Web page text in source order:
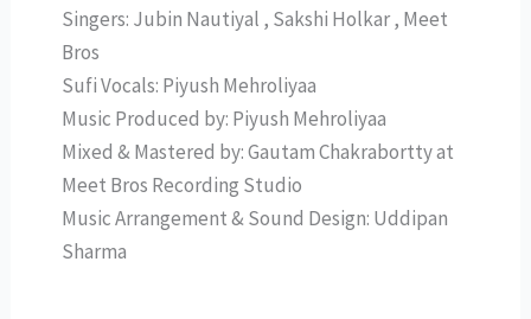
Singers: Jubin Nautiyal , Sakshi Holkar , Meet
Bros
Sufi Vocals: Piyush Mehroliyaa
Music Produced by: Piyush Mehroliyaa
Mixed & Mastered by: Gautam Chakrabortty at
Meet Bros Recording Studio
Music Arrangement & Sound Design: Uddipan
Sharma